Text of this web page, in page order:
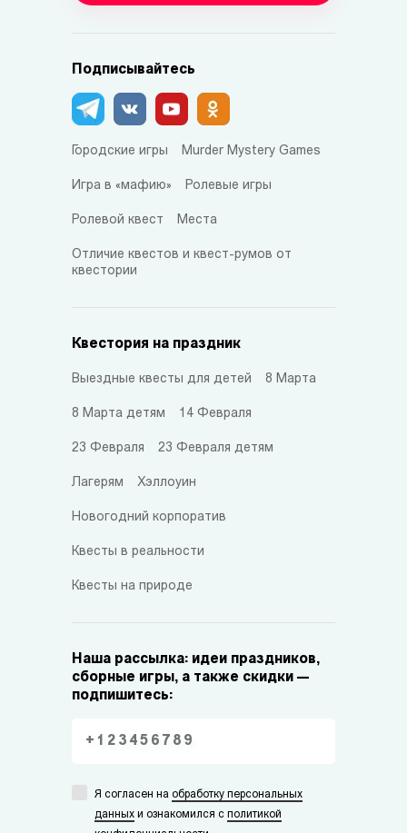
Подписывайтесь
Городские игры Murder Mystery Games
Игра в «мафию» Ролевые игры
Ролевой квест Места
Отличие квестов и квест-румов от
квестории
Квестория на праздник
Выездные квесты для детей 8 Марта
8 Марта детям 14 Февраля
23 Февраля 23 Февраля детям
Лагерям Хэллоуин
Новогодний корпоратив
Квесты в реальности
Квесты на природе
Наша рассылка: идеи праздников,
сборные игры, а также скидки —
подпишитесь:
Я согласен на обработку персональных
данных и ознакомился с политикой